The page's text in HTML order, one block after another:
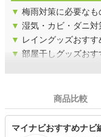
▼ 梅雨対策に必要なも
▼ 湿気・カビ・ダニ
▼ レイングッズおすす
▼ 部屋干しグッズおす
商品比較
マイナビおすすめナビ